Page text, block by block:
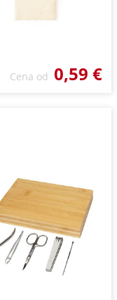
Cena od 0,59 €